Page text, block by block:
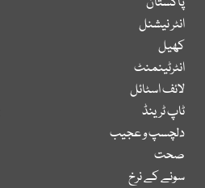
انٹر نیشنل
کھیل
انٹرٹینمنٹ
لائف اسٹائل
ٹاپ ٹرینڈ
دلچسپ و عجیب
صحت
سونے کے نرخ